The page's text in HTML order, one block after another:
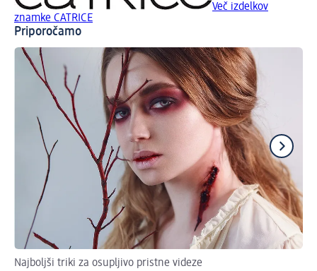
Več izdelkov
znamke CATRICE
Priporočamo
Najboljši triki za osupljivo pristne videze